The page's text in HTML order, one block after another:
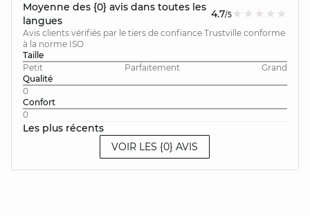
Moyenne des {0} avis dans toutes les
langues
4.7/5
Avis clients vérifiés par le tiers de confiance Trustville conforme
à la norme ISO
Taille
Petit
Parfaitement
Grand
Qualité
0
Confort
0
Les plus récents
VOIR LES {0} AVIS